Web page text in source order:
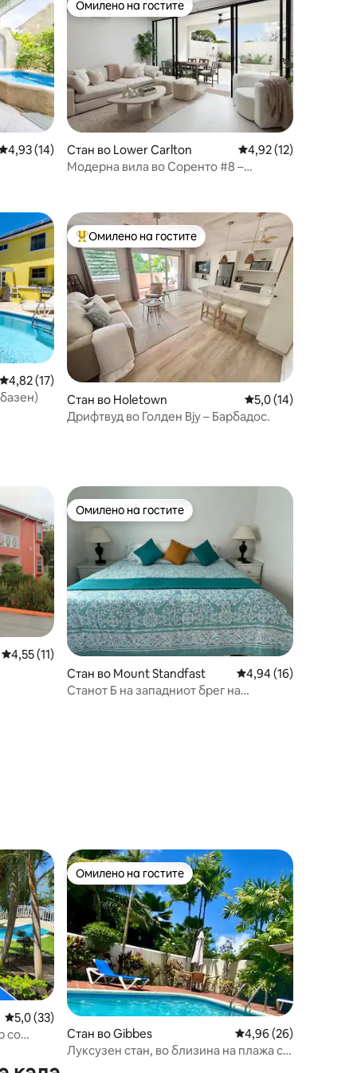
оцена: 4,93 од 5, 14 рецензии
4,93 (14)
Омилено на гостите
Омилено на гостите
Стан во Lower Carlton Просечна оцена:
4,92 (12)
Модерна вила во Соренто #8 –
Просечна оцена: 4,82 од 5, 17 рецензии
4,82 (17)
Меѓу најуспешните „Омилени на гостите“
Омилено на гостите
Стан во Holetown Просечна оцена:
5,0 (14)
Дрифтвуд во Голден Вју – Барбадос.
Просечна оцена: 4,55 од 5, 11 рецензии
4,55 (11)
Омилено на гостите
Омилено на гостите
Стан во Mount Standfast Просечна оцена:
4,94 (16)
Станот Б на западниот брег на
гостите“
Просечна оцена: 5,0 од 5, 33 рецензии
5,0 (33)
со
Омилено на гостите
Омилено на гостите
Стан во Gibbes Просечна оцена:
4,96 (26)
Луксузен стан, во близина на плажа со